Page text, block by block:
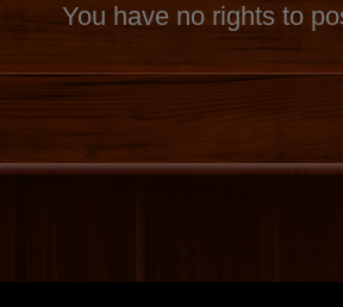
You have no rights to